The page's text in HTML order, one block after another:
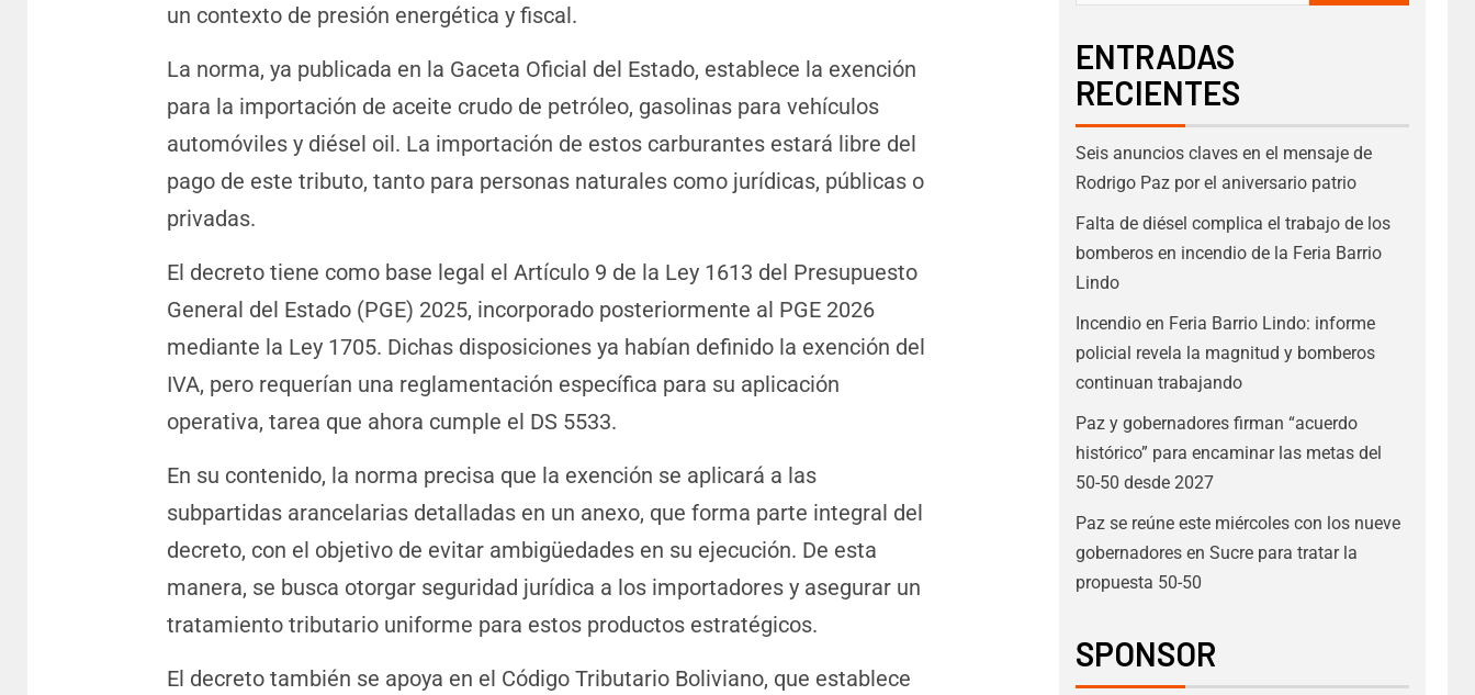
un contexto de presión energética y fiscal.
La norma, ya publicada en la Gaceta Oficial del Estado, establece la exención
para la importación de aceite crudo de petróleo, gasolinas para vehículos
automóviles y diésel oil. La importación de estos carburantes estará libre del
pago de este tributo, tanto para personas naturales como jurídicas, públicas o
privadas.
El decreto tiene como base legal el Artículo 9 de la Ley 1613 del Presupuesto
General del Estado (PGE) 2025, incorporado posteriormente al PGE 2026
mediante la Ley 1705. Dichas disposiciones ya habían definido la exención del
IVA, pero requerían una reglamentación específica para su aplicación
operativa, tarea que ahora cumple el DS 5533.
En su contenido, la norma precisa que la exención se aplicará a las
subpartidas arancelarias detalladas en un anexo, que forma parte integral del
decreto, con el objetivo de evitar ambigüedades en su ejecución. De esta
manera, se busca otorgar seguridad jurídica a los importadores y asegurar un
tratamiento tributario uniforme para estos productos estratégicos.
El decreto también se apoya en el Código Tributario Boliviano, que establece
ENTRADAS
RECIENTES
Seis anuncios claves en el mensaje de
Rodrigo Paz por el aniversario patrio
Falta de diésel complica el trabajo de los
bomberos en incendio de la Feria Barrio
Lindo
Incendio en Feria Barrio Lindo: informe
policial revela la magnitud y bomberos
continuan trabajando
Paz y gobernadores firman “acuerdo
histórico” para encaminar las metas del
50-50 desde 2027
Paz se reúne este miércoles con los nueve
gobernadores en Sucre para tratar la
propuesta 50-50
SPONSOR